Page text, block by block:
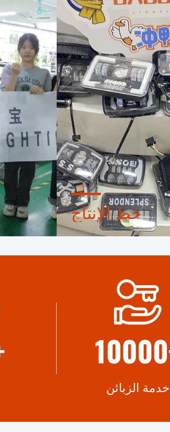
خط الإنتاج
إنتاج يضمن أعلى جودة
10000
خدمة الزبائن